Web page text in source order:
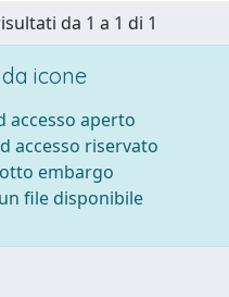
da 1 a 1 di 1
icone
accesso aperto
accesso riservato
embargo
file disponibile